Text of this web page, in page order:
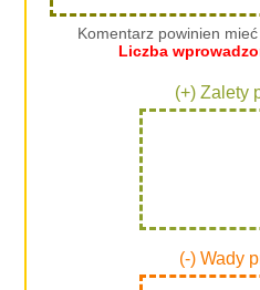
Komentarz powinien
Liczba
(+) Zalety
(-) Wady